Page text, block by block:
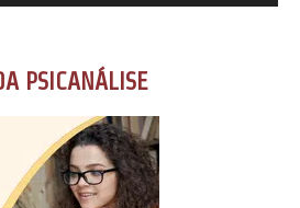
PSICANÁLISE